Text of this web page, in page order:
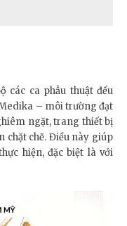
các ca phẫu thuật đều
– môi trường đạt
ngặt, trang thiết bị
chặt chẽ. Điều này giúp
hiện, đặc biệt là với